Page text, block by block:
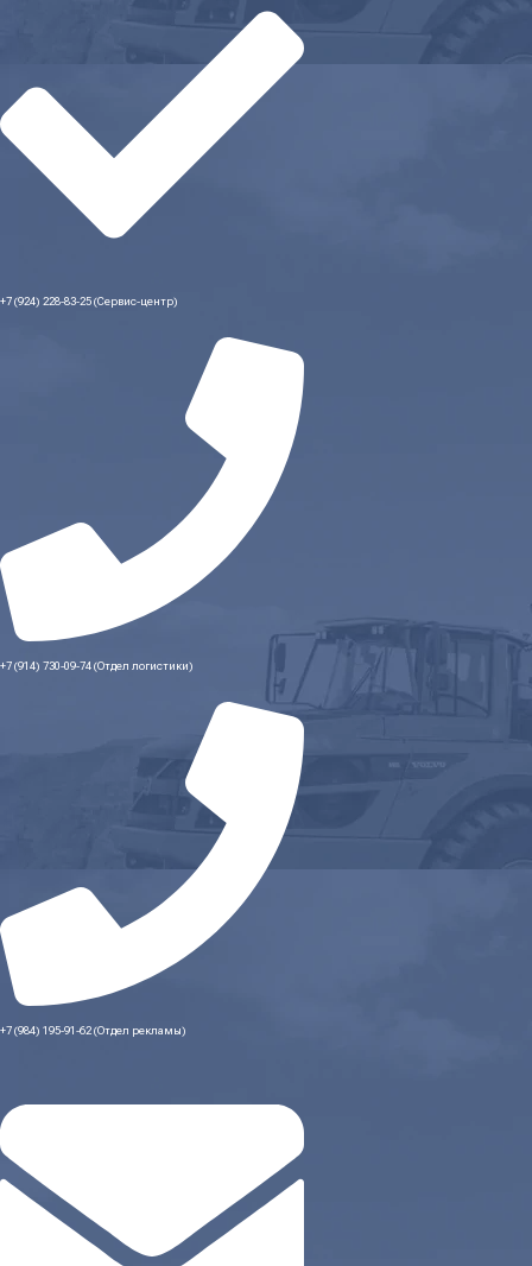
+7 (924) 228-83-25 (Сервис-центр)
+7 (914) 730-09-74 (Отдел логистики)
+7 (984) 195-91-62 (Отдел рекламы)